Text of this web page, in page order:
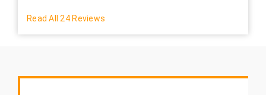
Read All 24 Reviews